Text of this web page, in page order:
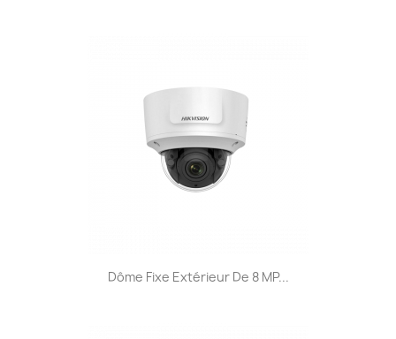
Dôme Fixe Extérieur De 8 MP...